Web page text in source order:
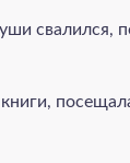
свалился,